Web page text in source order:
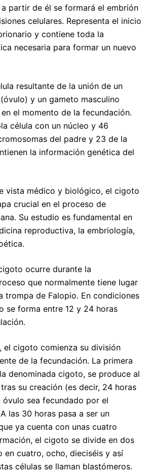
partir de él se formará el embrión
celulares. Representa el inicio
y contiene toda la
necesaria para formar un nuevo
resultante de la unión de un
y un gameto masculino
el momento de la fecundación.
célula con un núcleo y 46
del padre y 23 de la
la información genética del
vista médico y biológico, el cigoto
crucial en el proceso de
Su estudio es fundamental en
reproductiva, la embriología,
ocurre durante la
que normalmente tiene lugar
trompa de Falopio. En condiciones
se forma entre 12 y 24 horas
el cigoto comienza su división
de la fecundación. La primera
denominada cigoto, se produce al
su creación (es decir, 24 horas
óvulo sea fecundado por el
las 30 horas pasa a ser un
ya cuenta con unas cuatro
el cigoto se divide en dos
en cuatro, ocho, dieciséis y así
células se llaman blastómeros.